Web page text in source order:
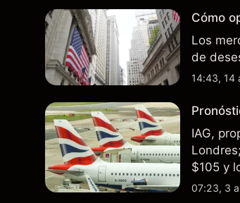
Cómo
Los
de
14:43, 14
IAG,
$105 y
rutas.
07:23, 3